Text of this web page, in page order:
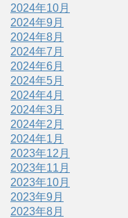
2024年10月
2024年9月
2024年8月
2024年7月
2024年6月
2024年5月
2024年4月
2024年3月
2024年2月
2024年1月
2023年12月
2023年11月
2023年10月
2023年9月
2023年8月